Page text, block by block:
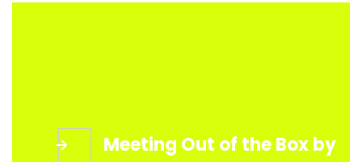
Meeting Out of the Box by